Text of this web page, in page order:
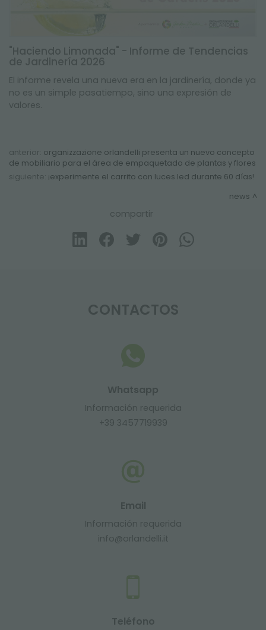
"Haciendo Limonada" - Informe de Tendencias
de Jardinería 2026
El informe revela una nueva era en la jardinería, donde ya
no es un simple pasatiempo, sino una expresión de
valores.
anterior: organizzazione orlandelli presenta un nuevo concepto
de mobiliario para el área de empaquetado de plantas y flores
siguiente: ¡experimente el carrito con luces led durante 60 días!
news
compartir
CONTACTOS
Whatsapp
Información requerida
+39 3457719939
Email
Información requerida
info@orlandelli.it
Teléfono